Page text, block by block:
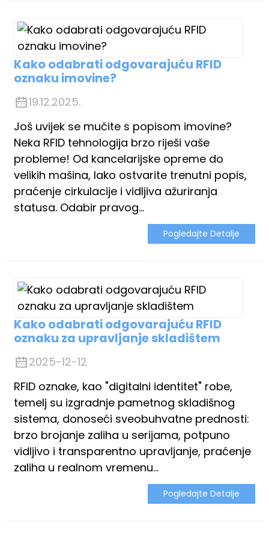
Kako odabrati odgovarajuću RFID
oznaku imovine?
19.12.2025.
Još uvijek se mučite s popisom imovine?
Neka RFID tehnologija brzo riješi vaše
probleme! Od kancelarijske opreme do
velikih mašina, lako ostvarite trenutni popis,
praćenje cirkulacije i vidljiva ažuriranja
statusa. Odabir pravog...
Pogledajte Detalje
Kako odabrati odgovarajuću RFID
oznaku za upravljanje skladištem
2025-12-12
RFID oznake, kao "digitalni identitet" robe,
temelj su izgradnje pametnog skladišnog
sistema, donoseći sveobuhvatne prednosti:
brzo brojanje zaliha u serijama, potpuno
vidljivo i transparentno upravljanje, praćenje
zaliha u realnom vremenu...
Pogledajte Detalje